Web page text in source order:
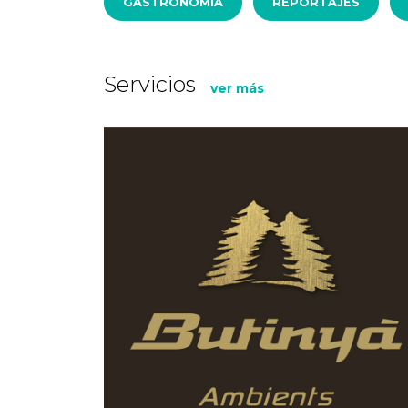
Servicios ver más